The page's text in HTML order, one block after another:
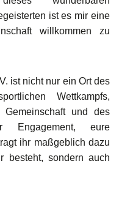
ist es mir eine
willkommen zu
ist nicht nur ein Ort des
Wettkampfs,
und des
Engagement, eure
ihr maßgeblich dazu
besteht, sondern auch